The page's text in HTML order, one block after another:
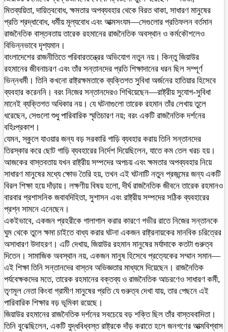
মিতব্যয়িতা, দায়িত্ববোধ, ক্ষমতার অপব্যবহার থেকে বিরত থাকা, সাধারণ মানুষের
প্রতি শ্রদ্ধাবোধ, ধর্মীয় মূল্যবোধ এবং আত্মসংযম—সেগুলোর প্রতিফলন বর্তমান
রাজনৈতিক বাস্তবতায় তারেক রহমানের রাজনৈতিক অবস্থান ও কর্মকৌশলেও
বিভিন্নভাবে দৃশ্যমান।
বাংলাদেশের রাজনীতিতে পরিবারতন্ত্রের অভিযোগ নতুন নয়। কিন্তু জিয়াউর
রহমানের জীবনাচরণ এবং তাঁর সন্তানদের প্রতি শিক্ষাদানের ধরন ছিল সম্পূর্ণ
ভিন্নধর্মী। তিনি কখনো রাষ্ট্রক্ষমতাকে ব্যক্তিগত সুবিধা অর্জনের হাতিয়ার হিসেবে
ব্যবহার করেননি। বরং নিজের সন্তানদেরও শিখিয়েছেন—রাষ্ট্রীয় সুযোগ-সুবিধা
মানেই ব্যক্তিগত অধিকার নয়। যে ঘটনাগুলো তারেক রহমান তাঁর লেখায় তুলে
ধরেছেন, সেগুলো শুধু পারিবারিক স্মৃতিচারণ নয়; বরং একটি রাজনৈতিক দর্শনের
বহিঃপ্রকাশ।
যেমন, স্কুলে যাওয়ার জন্য বড় সরকারি গাড়ি ব্যবহার করায় তিনি সন্তানদের
তিরস্কার করে ছোট গাড়ি ব্যবহারের নির্দেশ দিয়েছিলেন, যাতে কম তেল খরচ হয়।
আজকের বাস্তবতায় যখন রাষ্ট্রীয় সম্পদের অপচয় এবং ক্ষমতার অপব্যবহার নিয়ে
সাধারণ মানুষের মধ্যে ক্ষোভ তৈরি হয়, তখন এই ঘটনাটি নতুন প্রজন্মের জন্য একটি
বিরল শিক্ষা হয়ে দাঁড়ায়। লক্ষণীয় বিষয় হলো, দীর্ঘ রাজনৈতিক জীবনে তারেক রহমানও
বারবার প্রশাসনিক জবাবদিহিতা, সুশাসন এবং রাষ্ট্রীয় সম্পদের সঠিক ব্যবহারের
প্রশ্ন সামনে এনেছেন।
একইভাবে, একজন প্রহরীকে গালাগাল করার কারণে গভীর রাতে নিজের সন্তানকে
ঘুম থেকে তুলে ক্ষমা চাইতে বাধ্য করার ঘটনা একজন রাষ্ট্রনায়কের মানবিক চরিত্রের
অসাধারণ উদাহরণ। এটি দেখায়, জিয়াউর রহমান মানুষের মর্যাদাকে কতটা গুরুত্ব
দিতেন। সামাজিক অবস্থান নয়, একজন মানুষ হিসেবে প্রত্যেকের সম্মান সমান—
এই শিক্ষা তিনি সন্তানদের বাস্তব অভিজ্ঞতার মাধ্যমে দিয়েছেন। রাজনৈতিক
পর্যবেক্ষকদের মতে, তারেক রহমানের বক্তব্য ও রাজনৈতিক আচরণেও সাধারণ কর্মী,
তৃণমূল নেতা কিংবা গ্রামীণ মানুষের প্রতি যে গুরুত্ব দেখা যায়, তার পেছনে এই
পারিবারিক শিক্ষার বড় ভূমিকা রয়েছে।
জিয়াউর রহমানের রাজনৈতিক দর্শনের সবচেয়ে বড় শক্তি ছিল তাঁর বাস্তববাদিতা।
তিনি বুঝেছিলেন, একটি যুদ্ধবিধ্বস্ত রাষ্ট্রকে দাঁড় করাতে হলে জনগণের আত্মবিশ্বাস